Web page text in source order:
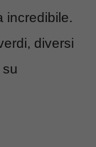
incredibile.
diversi